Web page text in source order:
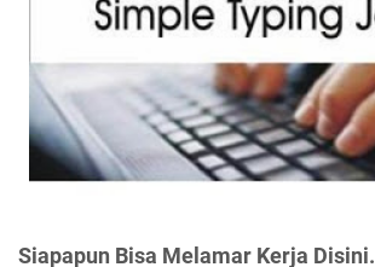
Siapapun Bisa Melamar Kerja Disini.